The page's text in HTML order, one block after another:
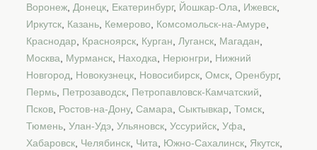
Воронеж Донецк Екатеринбург, Йошкар-Ола Ижевск
Иркутск Казань Кемерово Комсомольск-на-Амуре
Краснодар
Красноярск Курган Луганск Магадан
Москва
Мурманск Находка Нерюнгри
Нижний
Новгород
Новокузнецк Новосибирск Омск Оренбург,
Пермь Петрозаводск Петропавловск-Камчатский
Псков Ростов-на-Дону, Самара Сыктывкар Томск
Тюмень Улан-Удэ Ульяновск Уссурийск Уфа
Хабаровск Челябинск Чита Южно-Сахалинск Якутск